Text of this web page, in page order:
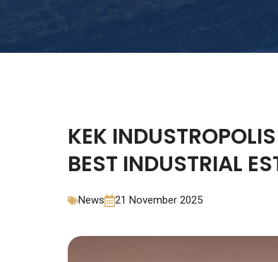
KEK
BEST INDUSTRIAL
News 21 November 2025